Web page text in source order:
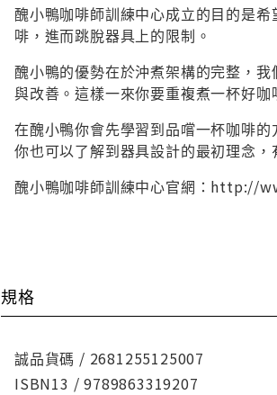
醜小鴨咖啡師訓練中心成立的目的是
啡，進而跳脫器具上的限制。
醜小鴨的優勢在於沖煮架構的完整，
與改善。這樣一來你要重複煮一杯好咖
在醜小鴨你會先學習到品嚐一杯咖啡
你也可以了解到器具設計的最初理念
醜小鴨咖啡師訓練中心官網：
規格
誠品貨碼 / 2681255125007
ISBN13 / 9789863319207